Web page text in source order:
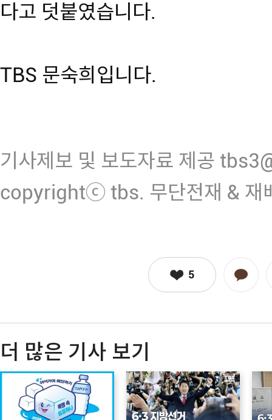
다고 덧붙였습니다.
TBS 문숙희입니다.
기사제보 및 보도자료 제공
copyrightⓒ tbs. 무단전재 & 재
5
더 많은 기사 보기